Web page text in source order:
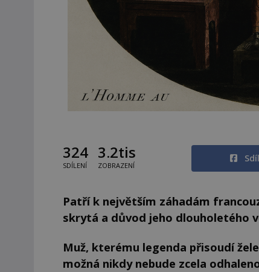
324
SDÍLENÍ
3.2tis
ZOBRAZENÍ
Patří k největším záhadám
skrytá a důvod jeho dlouholetého
Muž, kterému legenda přisoudí
možná nikdy nebude zcela